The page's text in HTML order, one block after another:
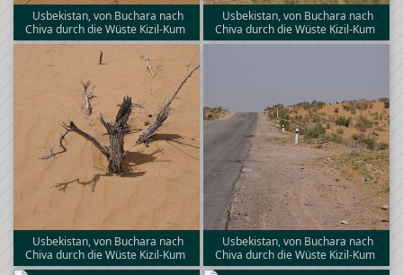
Usbekistan, von Buchara nach
Chiva durch die Wüste Kizil-Kum
Usbekistan, von Buchara nach
Chiva durch die Wüste Kizil-Kum
Usbekistan, von Buchara nach
Chiva durch die Wüste Kizil-Kum
Usbekistan, von Buchara nach
Chiva durch die Wüste Kizil-Kum